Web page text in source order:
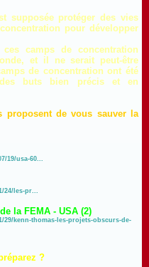
supposée protéger des vies
pour développer
camps de concentration
et il ne serait peut-être
de concentration ont été
des buts bien précis et en
proposent de vous sauver la
19/usa-60...
24/les-pr...
la FEMA - USA (2)
kenn-thomas-les-projets-obscurs-de-
?